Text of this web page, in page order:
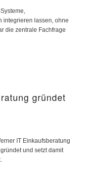
integrieren lassen, ohne
die zentrale Fachfrage
gründet
IT Einkaufsberatung
und setzt damit